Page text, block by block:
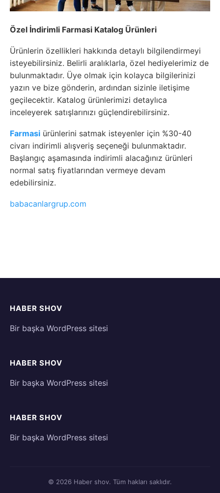
Özel İndirimli Farmasi Katalog Ürünleri
Ürünlerin özellikleri hakkında detaylı bilgilendirmeyi
isteyebilirsiniz. Belirli aralıklarla, özel hediyelerimiz de
bulunmaktadır. Üye olmak için kolayca bilgilerinizi
yazın ve bize gönderin, ardından sizinle iletişime
geçilecektir. Katalog ürünlerimizi detaylıca
inceleyerek satışlarınızı güçlendirebilirsiniz.
Farmasi ürünlerini satmak isteyenler için %30-40
civarı indirimli alışveriş seçeneği bulunmaktadır.
Başlangıç aşamasında indirimli alacağınız ürünleri
normal satış fiyatlarından vermeye devam
edebilirsiniz.
babacanlargrup.com
HABER SHOV
Bir başka WordPress sitesi
HABER SHOV
Bir başka WordPress sitesi
HABER SHOV
Bir başka WordPress sitesi
© 2026 Haber shov. Tüm hakları saklıdır.